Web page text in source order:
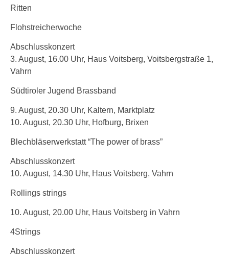
Ritten
Flohstreicherwoche
Abschlusskonzert
3. August, 16.00 Uhr, Haus Voitsberg, Voitsbergstraße 1,
Vahrn
Südtiroler Jugend Brassband
9. August, 20.30 Uhr, Kaltern, Marktplatz
10. August, 20.30 Uhr, Hofburg, Brixen
Blechbläserwerkstatt “The power of brass”
Abschlusskonzert
10. August, 14.30 Uhr, Haus Voitsberg, Vahrn
Rollings strings
10. August, 20.00 Uhr, Haus Voitsberg in Vahrn
4Strings
Abschlusskonzert